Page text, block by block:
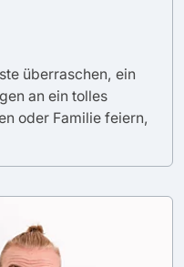
überraschen, ein
an ein tolles
oder Familie feiern,